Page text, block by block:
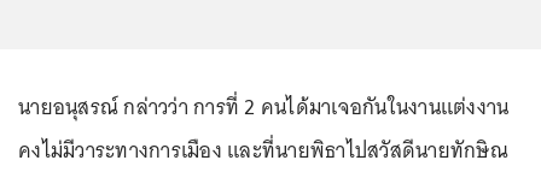
นายอนุสรณ์ กล่าวว่า การที่ 2 คนได้มาเจอกันในงานแต่งงาน
คงไม่มีวาระทางการเมือง และที่นายพิธาไปสวัสดีนายทักษิณ